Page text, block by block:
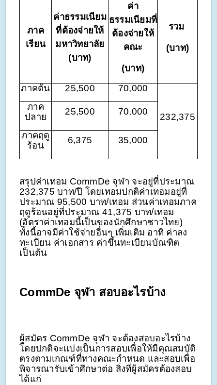
ภาค
เรียน
ค่าธรรมเนียม
ที่ต้องจ่ายให้
มหาวิทยาลัย
(บาท)
ค่า
ธรรมเนียมที่
ต้องจ่ายให้
คณะ
(บาท)
รวม
(บาท)
ภาคต้น 25,500 70,000
232,375
ภาค
ปลาย
25,500 70,000
ภาคฤดู
ร้อน
6,375 35,000
สรุปค่าเทอม CommDe จุฬา จะอยู่ที่ประมาณ
232,375 บาท/ปี โดยเทอมปกติค่าเทอมอยู่ที่
ประมาณ 95,500 บาท/เทอม ส่วนค่าเทอมภาค
ฤดูร้อนอยู่ที่ประมาณ 41,375 บาท/เทอม
(อัตราค่าเทอมนี้เป็นของนักศึกษาชาวไทย)
ทั้งนี้อาจมีค่าใช้จ่ายอื่นๆ เพิ่มเติม อาทิ ค่าลง
ทะเบียน ค่าเอกสาร ค่าขึ้นทะเบียนบัณฑิต
เป็นต้น
CommDe จุฬา สอบอะไรบ้าง
ผู้สมัคร CommDe จุฬา จะต้องสอบอะไรบ้าง
โดยปกติจะแบ่งเป็นการสอบเพื่อให้มีคุณสมบัติ
ตรงตามเกณฑ์ที่ทางคณะกำหนด และสอบเพื่อ
พิจารณารับเข้าศึกษาต่อ สิ่งที่ผู้สมัครต้องสอบ
ได้แก่